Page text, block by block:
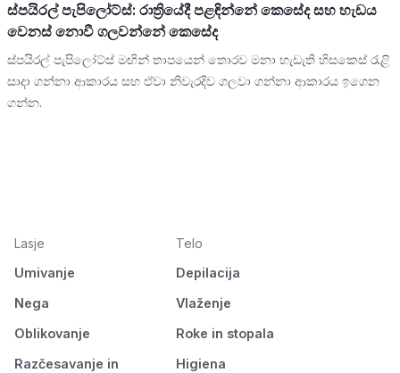
ස්පයිරල් පැපිලෝට්ස්: රාත්‍රියේදී පළඳින්නේ කෙසේද සහ හැඩය
වෙනස් නොවී ගලවන්නේ කෙසේද
ස්පයිරල් පැපිලෝට්ස් මඟින් තාපයෙන් තොරව මනා හැඩැති හිසකෙස් රැළි
සාදා ගන්නා ආකාරය සහ ඒවා නිවැරදිව ගලවා ගන්නා ආකාරය ඉගෙන
ගන්න.
Lasje
Umivanje
Nega
Oblikovanje
Razčesavanje in
Telo
Depilacija
Vlaženje
Roke in stopala
Higiena